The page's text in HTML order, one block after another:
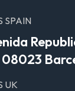
SPAIN
08023
UK